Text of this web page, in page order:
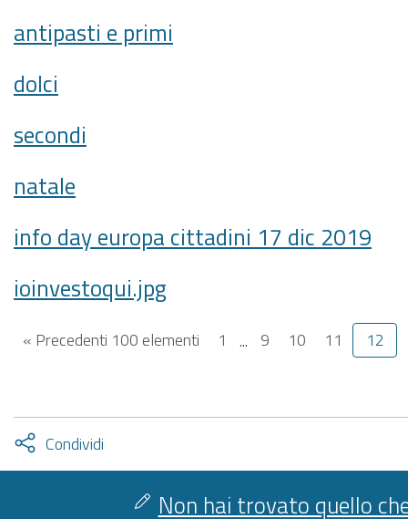
antipasti e primi
dolci
secondi
natale
info day europa cittadini 17 dic 2019
ioinvestoqui.jpg
« Precedenti 100 elementi 1 ... 9 10 11 12
Condividi
facebook
twitter
Attiva
condividi
Non hai trovato quello